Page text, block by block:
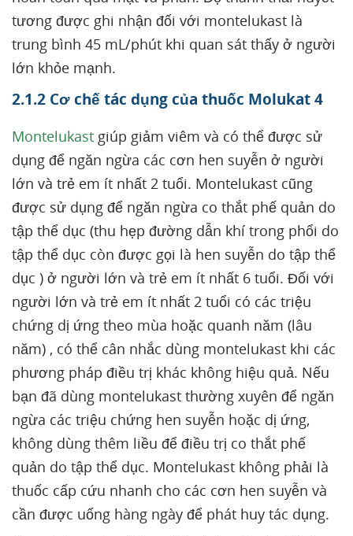
tương được ghi nhận đối với montelukast là
trung bình 45 mL/phút khi quan sát thấy ở người
lớn khỏe mạnh.
2.1.2 Cơ chế tác dụng của thuốc Molukat 4
Montelukast giúp giảm viêm và có thể được sử
dụng để ngăn ngừa các cơn hen suyễn ở người
lớn và trẻ em ít nhất 2 tuổi. Montelukast cũng
được sử dụng để ngăn ngừa co thắt phế quản do
tập thể dục (thu hẹp đường dẫn khí trong phổi do
tập thể dục còn được gọi là hen suyễn do tập thể
dục ) ở người lớn và trẻ em ít nhất 6 tuổi. Đối với
người lớn và trẻ em ít nhất 2 tuổi có các triệu
chứng dị ứng theo mùa hoặc quanh năm (lâu
năm) , có thể cân nhắc dùng montelukast khi các
phương pháp điều trị khác không hiệu quả. Nếu
bạn đã dùng montelukast thường xuyên để ngăn
ngừa các triệu chứng hen suyễn hoặc dị ứng,
không dùng thêm liều để điều trị co thắt phế
quản do tập thể dục. Montelukast không phải là
thuốc cấp cứu nhanh cho các cơn hen suyễn và
cần được uống hàng ngày để phát huy tác dụng.